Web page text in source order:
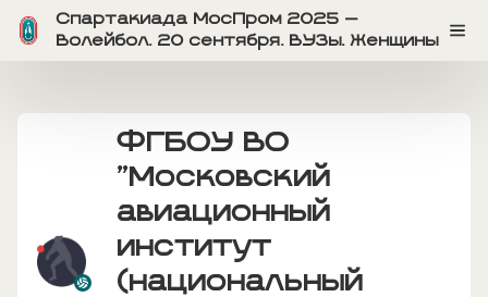
Спартакиада МосПром 2025 —
Волейбол. 20 сентября. ВУЗы. Женщины
ФГБОУ ВО
"Московский
авиационный
институт
(национальный